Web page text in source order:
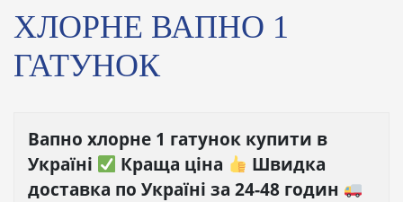
ХЛОРНЕ ВАПНО 1
ГАТУНОК
Вапно хлорне 1 гатунок купити в
Україні
Краща ціна
Швидка
доставка по Україні за 24-48 годин